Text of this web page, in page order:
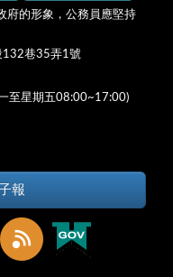
府的形象，公務員應堅持
132巷35弄1號
至星期五08:00~17:00)
報